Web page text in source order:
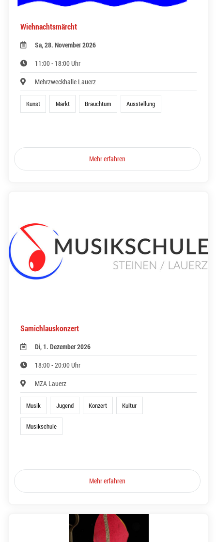
Wiehnachtsmärcht
Sa, 28. November 2026
11:00 - 18:00 Uhr
Mehrzweckhalle Lauerz
Kunst Markt Brauchtum Ausstellung
Mehr erfahren
Samichlauskonzert
Di, 1. Dezember 2026
18:00 - 20:00 Uhr
MZA Lauerz
Musik Jugend Konzert Kultur
Musikschule
Mehr erfahren